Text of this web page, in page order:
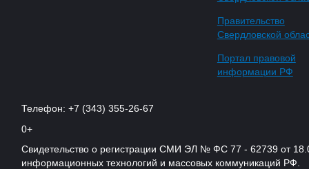
Правительство
Свердловской
Портал правовой
информации РФ
Телефон: +7 (343) 355-26-67
0+
Свидетельство о регистрации СМИ ЭЛ № ФС 77 - 62739 от
информационных технологий и массовых коммуникаций РФ.